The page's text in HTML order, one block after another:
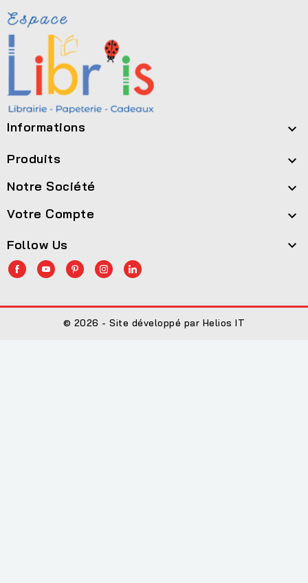
Informations 
Produits 
Notre Société 
Votre Compte 
Follow Us 
© 2026 - Site développé par Helios IT